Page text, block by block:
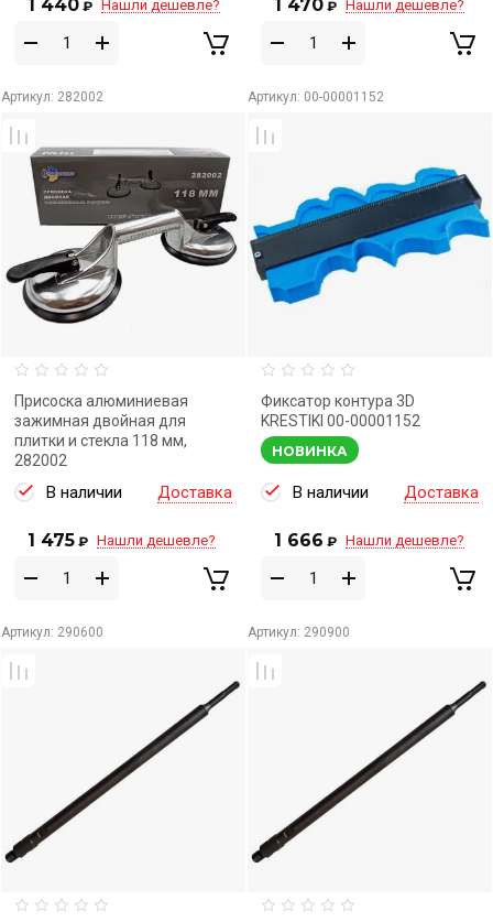
1 440 ₽ Нашли дешевле? 1 470 ₽ Нашли дешевле?
Артикул: 282002
Присоска алюминиевая
зажимная двойная для
плитки и стекла 118 мм,
282002
В наличии Доставка
1 475 ₽ Нашли дешевле?
Артикул: 00-00001152
Фиксатор контура 3D
KRESTIKI 00-00001152
НОВИНКА
В наличии Доставка
1 666 ₽ Нашли дешевле?
Артикул: 290600 Артикул: 290900